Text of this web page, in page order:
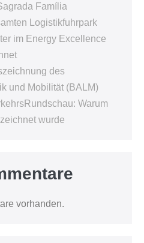
Família
Logistikfuhrpark
im Energy Excellence
des
und Mobilität (BALM)
Warum
wurde
vorhanden.